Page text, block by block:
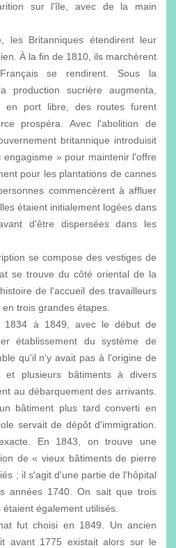
sur l'île, avec de la main
les Britanniques étendirent leur
À la fin de 1810, ils marchèrent
se rendirent. Sous la
production sucrière augmenta,
en port libre, des routes furent
prospéra. Avec l'abolition de
britannique introduisit
» pour maintenir l'offre
pour les plantations de cannes
commencèrent à affluer
étaient initialement logées dans
d'être dispersées dans les
se compose des vestiges de
se trouve du côté oriental de la
de l'accueil des travailleurs
trois grandes étapes.
1834 à 1849, avec le début de
établissement du système de
qu'il n'y avait pas à l'origine de
et plusieurs bâtiments à divers
au débarquement des arrivants.
bâtiment plus tard converti en
servait de dépôt d'immigration.
En 1843, on trouve une
de « vieux bâtiments de pierre
; il s'agit d'une partie de l'hôpital
années 1740. On sait que trois
également utilisés.
fut choisi en 1849. Un ancien
avant 1775 existait alors sur le